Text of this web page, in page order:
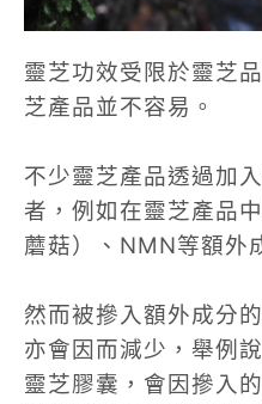
靈芝功效受限於靈芝
芝產品並不容易。
不少靈芝產品透過加
者，例如在靈芝產品
蘑菇）、NMN等額外
然而被摻入額外成分
亦會因而減少，舉例
靈芝膠囊，會因摻入